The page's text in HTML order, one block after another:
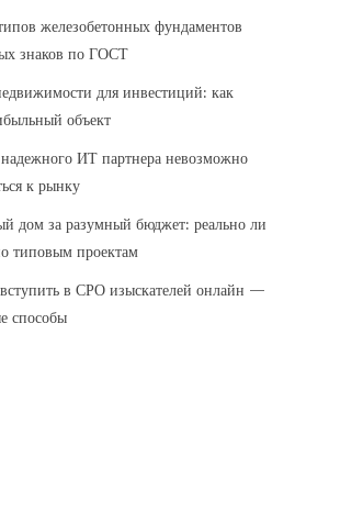
железобетонных фундаментов
знаков по ГОСТ
для инвестиций: как
объект
ИТ партнера невозможно
к рынку
дом за разумный бюджет: реально ли
типовым проектам
в СРО изыскателей онлайн —
способы